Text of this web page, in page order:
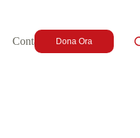
Contatti Dona Ora